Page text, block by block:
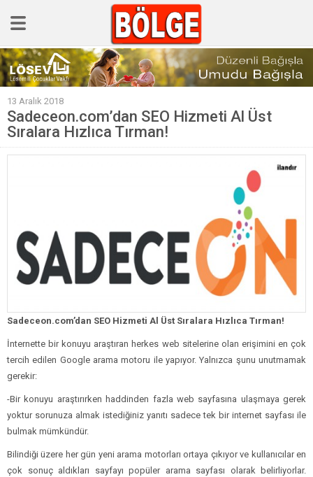
GÜNCEL
POLİTİKA
Polis & Adliye
SPOR
Sağlık & Yaşam
Kültür & Sanat
EĞİTİM
13 Aralık 2018
Sadeceon.com’dan SEO Hizmeti Al Üst
Sıralara Hızlıca Tırman!
Sadeceon.com’dan SEO Hizmeti Al Üst Sıralara Hızlıca Tırman!
İnternette bir konuyu araştıran herkes web sitelerine olan erişimini en çok
tercih edilen Google arama motoru ile yapıyor. Yalnızca şunu unutmamak
gerekir:
-Bir konuyu araştırırken haddinden fazla web sayfasına ulaşmaya gerek
yoktur sorunuza almak istediğiniz yanıtı sadece tek bir internet sayfası ile
bulmak mümkündür.
Bilindiği üzere her gün yeni arama motorları ortaya çıkıyor ve kullanıcılar en
çok sonuç aldıkları sayfayı popüler arama sayfası olarak belirliyorlar.